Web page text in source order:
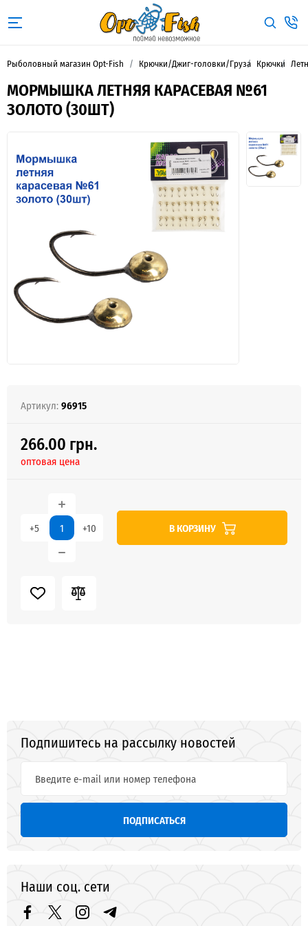
Рыболовный магазин Opt-Fish Крючки/Джиг-головки/Груза Крючки
МОРМЫШКА ЛЕТНЯЯ КАРАСЕВАЯ №61
ЗОЛОТО (30ШТ)
Артикул:96915
266.00 грн.
оптовая цена
+5 +10 В КОРЗИНУ
Подпишитесь на рассылку новостей
ПОДПИСАТЬСЯ
Наши соц. сети